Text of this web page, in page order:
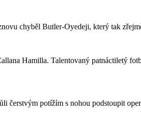
chyběl Butler-Oyedeji, který tak
Hamilla. Talentovaný patnáctiletý
čerstvým potížím s nohou podstoupit